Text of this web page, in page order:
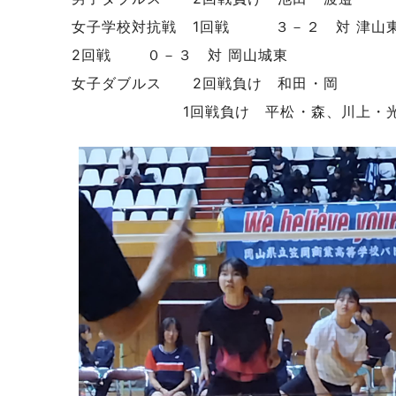
女子学校対抗戦 1回戦 ３－２ 対 津山
2回戦 ０－３ 対 岡山城東
女子ダブルス 2回戦負け 和田・岡
1回戦負け 平松・森、川上・